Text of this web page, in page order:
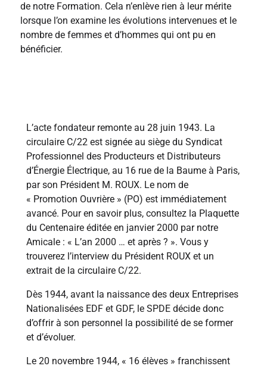
de notre Formation. Cela n’enlève rien à leur mérite
lorsque l’on examine les évolutions intervenues et le
nombre de femmes et d’hommes qui ont pu en
bénéficier.
L’acte fondateur remonte au 28 juin 1943. La
circulaire C/22 est signée au siège du Syndicat
Professionnel des Producteurs et Distributeurs
d’Énergie Électrique, au 16 rue de la Baume à Paris,
par son Président M. ROUX. Le nom de
« Promotion Ouvrière » (PO) est immédiatement
avancé. Pour en savoir plus, consultez la Plaquette
du Centenaire éditée en janvier 2000 par notre
Amicale : « L’an 2000 … et après ? ». Vous y
trouverez l’interview du Président ROUX et un
extrait de la circulaire C/22.
Dès 1944, avant la naissance des deux Entreprises
Nationalisées EDF et GDF, le SPDE décide donc
d’offrir à son personnel la possibilité de se former
et d’évoluer.
Le 20 novembre 1944, « 16 élèves » franchissent